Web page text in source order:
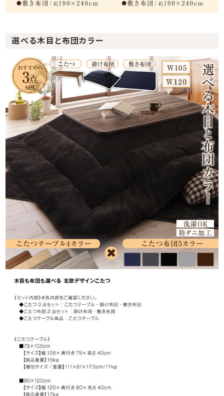
選べる木目と布団カラー